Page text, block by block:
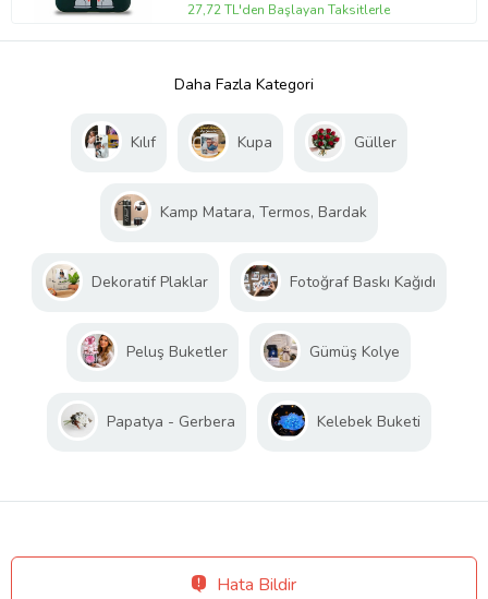
27,72 TL'den Başlayan Taksitlerle
Daha Fazla Kategori
Kılıf Kupa Güller
Kamp Matara, Termos, Bardak
Dekoratif Plaklar Fotoğraf Baskı Kağıdı
Peluş Buketler Gümüş Kolye
Papatya - Gerbera Kelebek Buketi
Hata Bildir